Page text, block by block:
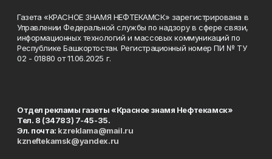
Газета «КРАСНОЕ ЗНАМЯ НЕФТЕКАМСК» зарегистрирована в
Управлении Федеральной службы по надзору в сфере связи,
информационных технологий и массовых коммуникаций по
Республике Башкортостан. Регистрационный номер ПИ № ТУ
02 - 01880 от 11.06.2025 г.
Отдел рекламы газеты «Красное знамя Нефтекамск»
Тел. 8 (34783) 7-45-35.
Эл. почта: kzreklama@mail.ru
kzneftekamsk@yandex.ru